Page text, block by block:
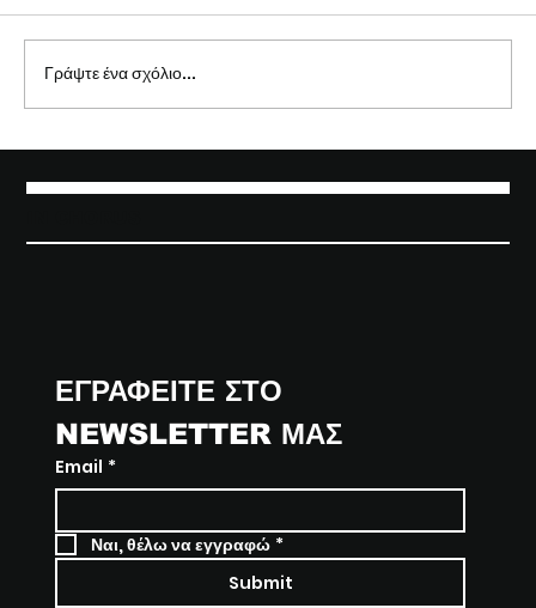
Chorus
Γράψτε ένα σχόλιο...
ΕΓΡΑΦΕΙΤΕ ΣΤΟ
NEWSLETTER ΜΑΣ
Email *
Ναι, θέλω να εγγραφώ *
Submit